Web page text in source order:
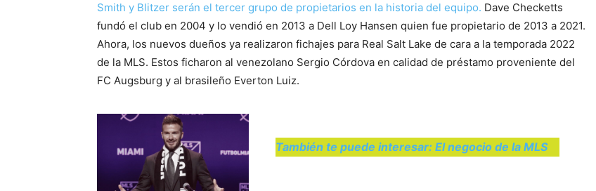
Smith y Blitzer serán el tercer grupo de propietarios en la historia del equipo. Dave Checketts
fundó el club en 2004 y lo vendió en 2013 a Dell Loy Hansen quien fue propietario de 2013 a 2021.
Ahora, los nuevos dueños ya realizaron fichajes para Real Salt Lake de cara a la temporada 2022
de la MLS. Estos ficharon al venezolano Sergio Córdova en calidad de préstamo proveniente del
FC Augsburg y al brasileño Everton Luiz.
También te puede interesar: El negocio de la MLS